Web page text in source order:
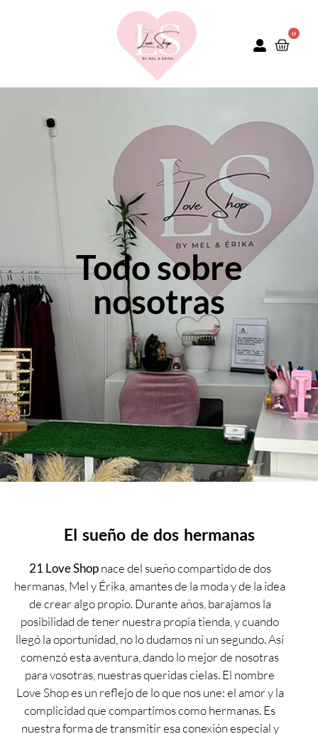
0
Todo sobre
nosotras
El sueño de dos hermanas
21 Love Shopnace del sueño compartido de dos
hermanas, Mel y Érika, amantes de la moda y de la idea
de crear algo propio. Durante años, barajamos la
posibilidad de tener nuestra propia tienda, y cuando
llegó la oportunidad, no lo dudamos ni un segundo. Así
comenzó esta aventura, dando lo mejor de nosotras
para vosotras, nuestras queridas cielas. El nombre
Love Shop es un reflejo de lo que nos une: el amor y la
complicidad que compartimos como hermanas. Es
nuestra forma de transmitir esa conexión especial y